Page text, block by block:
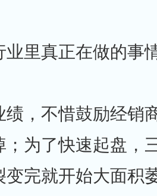
业里真正在做的事
绩，不惜鼓励经销
；为了快速起盘，
变完就开始大面积